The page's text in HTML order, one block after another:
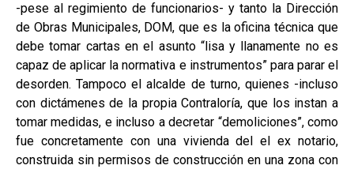
-pese al regimiento de funcionarios- y tanto la Dirección
de Obras Municipales, DOM, que es la oficina técnica que
debe tomar cartas en el asunto “lisa y llanamente no es
capaz de aplicar la normativa e instrumentos” para parar el
desorden. Tampoco el alcalde de turno, quienes -incluso
con dictámenes de la propia Contraloría, que los instan a
tomar medidas, e incluso a decretar “demoliciones”, como
fue concretamente con una vivienda del el ex notario,
construida sin permisos de construcción en una zona con